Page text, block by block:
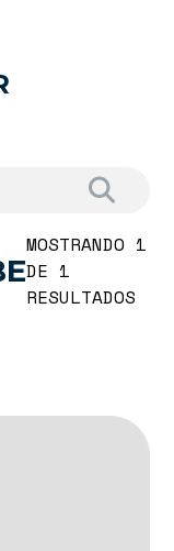
MOSTRANDO 1
DE 1
RESULTADOS